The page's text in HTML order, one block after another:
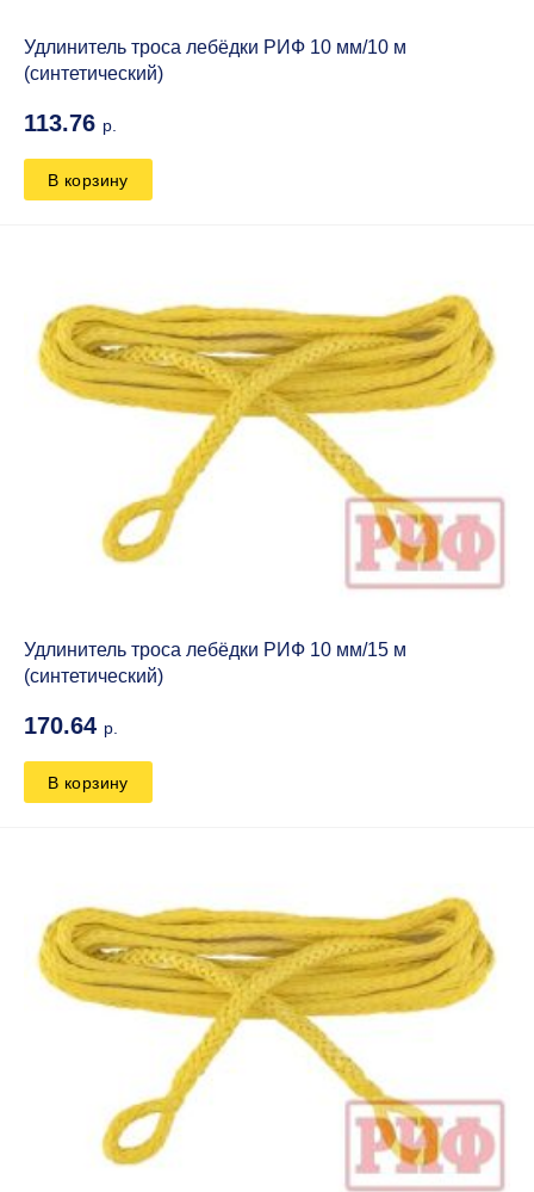
Удлинитель троса лебёдки РИФ 10 мм/10 м
(синтетический)
113.76 р.
В корзину
Удлинитель троса лебёдки РИФ 10 мм/15 м
(синтетический)
170.64 р.
В корзину